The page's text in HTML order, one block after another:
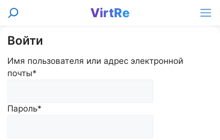
Перейти
VirtRe
Поиск
Войти
Имя пользователя или адрес электронной
почты*
Пароль*